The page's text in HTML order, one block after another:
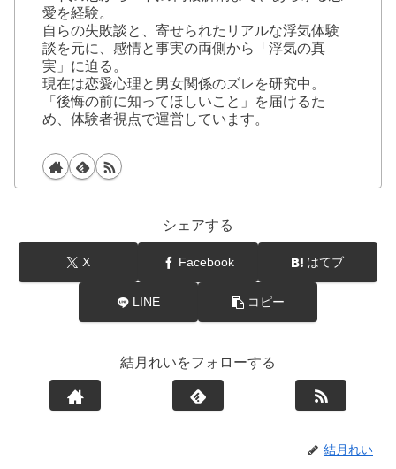
愛を経験。
自らの失敗談と、寄せられたリアルな浮気体験
談を元に、感情と事実の両側から「浮気の真
実」に迫る。
現在は恋愛心理と男女関係のズレを研究中。
「後悔の前に知ってほしいこと」を届けるた
め、体験者視点で運営しています。
シェアする
X Facebook はてブ
LINE コピー
結月れいをフォローする
結月れい